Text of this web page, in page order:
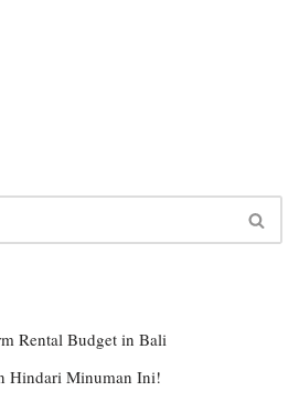
Rental Budget in Bali
Hindari Minuman Ini!